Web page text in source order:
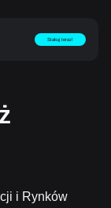
Stakuj teraz!
i Rynków